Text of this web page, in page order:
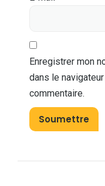
Enregistrer mon
dans le
commentaire.